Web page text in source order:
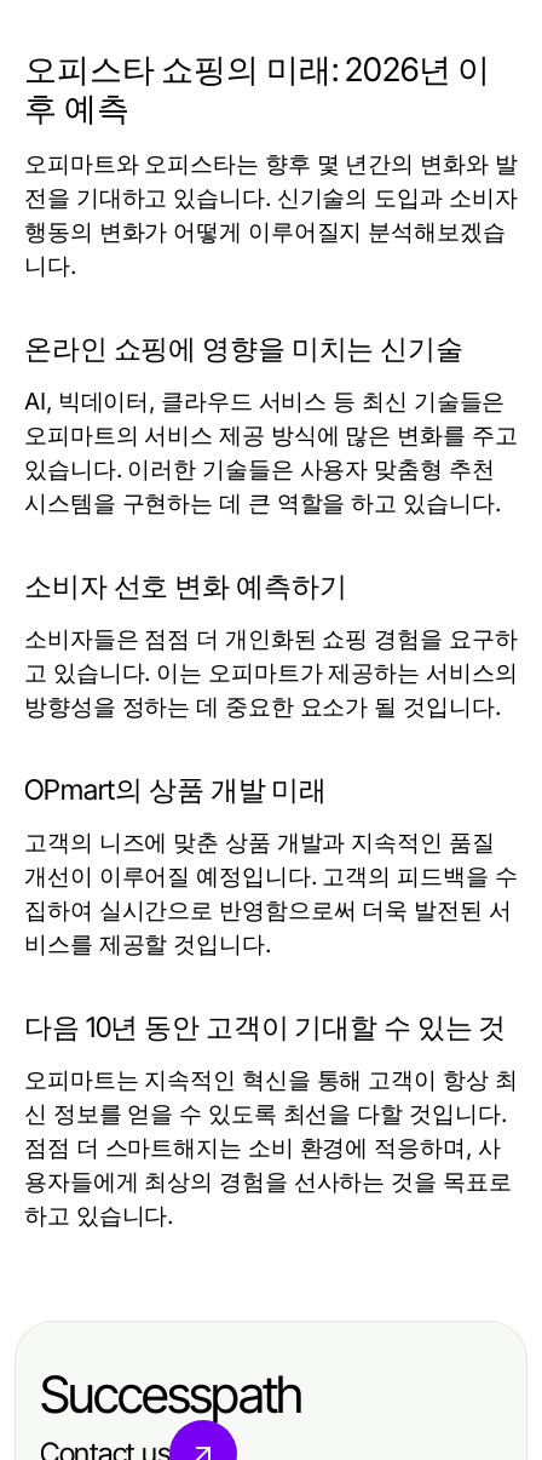
오피스타 쇼핑의 미래: 2026년 이
후 예측
오피마트와 오피스타는 향후 몇 년간의 변화와 발
전을 기대하고 있습니다. 신기술의 도입과 소비자
행동의 변화가 어떻게 이루어질지 분석해보겠습
니다.
온라인 쇼핑에 영향을 미치는 신기술
AI, 빅데이터, 클라우드 서비스 등 최신 기술들은
오피마트의 서비스 제공 방식에 많은 변화를 주고
있습니다. 이러한 기술들은 사용자 맞춤형 추천
시스템을 구현하는 데 큰 역할을 하고 있습니다.
소비자 선호 변화 예측하기
소비자들은 점점 더 개인화된 쇼핑 경험을 요구하
고 있습니다. 이는 오피마트가 제공하는 서비스의
방향성을 정하는 데 중요한 요소가 될 것입니다.
OPmart의 상품 개발 미래
고객의 니즈에 맞춘 상품 개발과 지속적인 품질
개선이 이루어질 예정입니다. 고객의 피드백을 수
집하여 실시간으로 반영함으로써 더욱 발전된 서
비스를 제공할 것입니다.
다음 10년 동안 고객이 기대할 수 있는 것
오피마트는 지속적인 혁신을 통해 고객이 항상 최
신 정보를 얻을 수 있도록 최선을 다할 것입니다.
점점 더 스마트해지는 소비 환경에 적응하며, 사
용자들에게 최상의 경험을 선사하는 것을 목표로
하고 있습니다.
Successpath